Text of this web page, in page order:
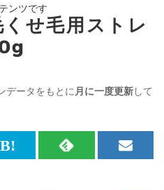
ンツです
せ毛用ストレ
データをもとに月に一度更新して
は
RSS
メ